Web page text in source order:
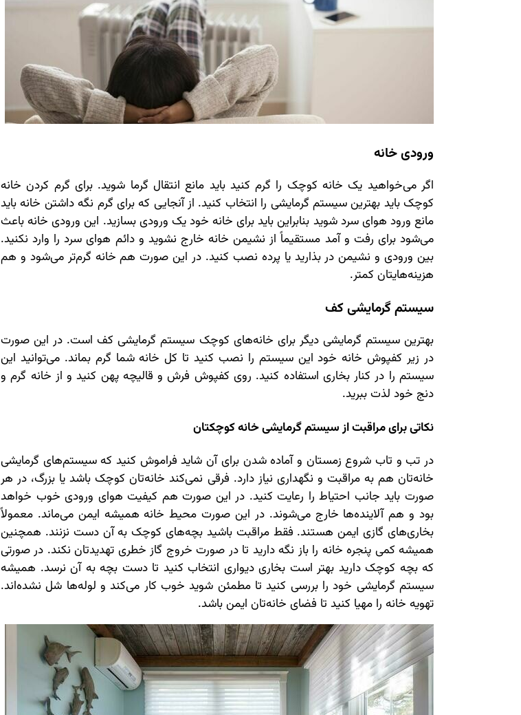
ورودی خانه
اگر می‌خواهید یک خانه کوچک را گرم کنید باید مانع انتقال گرما شوید. برای گرم کردن خانه
کوچک باید بهترین سیستم گرمایشی را انتخاب کنید. از آنجایی که برای گرم نگه داشتن خانه باید
مانع ورود هوای سرد شوید بنابراین باید برای خانه خود یک ورودی بسازید. این ورودی خانه باعث
می‌شود برای رفت و آمد مستقیماً از نشیمن خانه خارج نشوید و دائم هوای سرد را وارد نکنید.
بین ورودی و نشیمن در بذارید یا پرده نصب کنید. در این صورت هم خانه گرم‌تر می‌شود و هم
هزینه‌هایتان کمتر.
سیستم گرمایشی کف
بهترین سیستم گرمایشی دیگر برای خانه‌های کوچک سیستم گرمایشی کف است. در این صورت
در زیر کفپوش خانه خود این سیستم را نصب کنید تا کل خانه شما گرم بماند. می‌توانید این
سیستم را در کنار بخاری استفاده کنید. روی کفپوش فرش و قالیچه پهن کنید و از خانه گرم و
دنج خود لذت ببرید.
نکاتی برای مراقبت از سیستم گرمایشی خانه کوچکتان
در تب و تاب شروع زمستان و آماده شدن برای آن شاید فراموش کنید که سیستم‌های گرمایشی
خانه‌تان هم به مراقبت و نگهداری نیاز دارد. فرقی نمی‌کند خانه‌تان کوچک باشد یا بزرگ، در هر
صورت باید جانب احتیاط را رعایت کنید. در این صورت هم کیفیت هوای ورودی خوب خواهد
بود و هم آلاینده‌ها خارج می‌شوند. در این صورت محیط خانه همیشه ایمن می‌ماند. معمولاً
بخاری‌های گازی ایمن هستند. فقط مراقبت باشید بچه‌های کوچک به آن دست نزنند. همچنین
همیشه کمی پنجره خانه را باز نگه دارید تا در صورت خروج گاز خطری تهدیدتان نکند. در صورتی
که بچه کوچک دارید بهتر است بخاری دیواری انتخاب کنید تا دست بچه به آن نرسد. همیشه
سیستم گرمایشی خود را بررسی کنید تا مطمئن شوید خوب کار می‌کند و لوله‌ها شل نشده‌اند.
تهویه خانه را مهیا کنید تا فضای خانه‌تان ایمن باشد.